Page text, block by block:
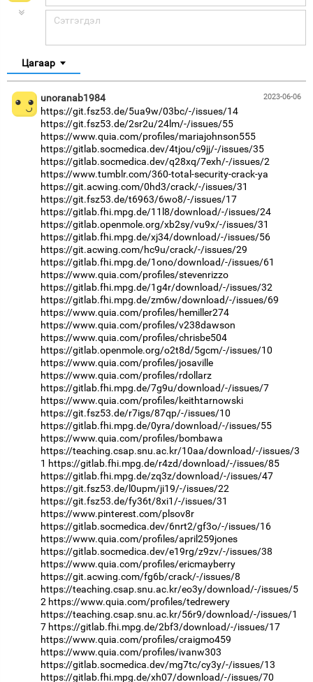
Цагаар
2023-06-06
unoranab1984
https://git.fsz53.de/5ua9w/03bc/-/issues/14
https://git.fsz53.de/2sr2u/24lm/-/issues/55
https://www.quia.com/profiles/mariajohnson555
https://gitlab.socmedica.dev/4tjou/c9jj/-/issues/35
https://gitlab.socmedica.dev/q28xq/7exh/-/issues/2
https://www.tumblr.com/360-total-security-crack-ya
https://git.acwing.com/0hd3/crack/-/issues/31
https://git.fsz53.de/t6963/6wo8/-/issues/17
https://gitlab.fhi.mpg.de/11l8/download/-/issues/24
https://gitlab.openmole.org/xb2sy/vu9x/-/issues/31
https://gitlab.fhi.mpg.de/xj34/download/-/issues/56
https://git.acwing.com/hc9u/crack/-/issues/29
https://gitlab.fhi.mpg.de/1ono/download/-/issues/61
https://www.quia.com/profiles/stevenrizzo
https://gitlab.fhi.mpg.de/1g4r/download/-/issues/32
https://gitlab.fhi.mpg.de/zm6w/download/-/issues/69
https://www.quia.com/profiles/hemiller274
https://www.quia.com/profiles/v238dawson
https://www.quia.com/profiles/chrisbe504
https://gitlab.openmole.org/o2t8d/5gcm/-/issues/10
https://www.quia.com/profiles/josaville
https://www.quia.com/profiles/rdollarz
https://gitlab.fhi.mpg.de/7g9u/download/-/issues/7
https://www.quia.com/profiles/keithtarnowski
https://git.fsz53.de/r7igs/87qp/-/issues/10
https://gitlab.fhi.mpg.de/0yra/download/-/issues/55
https://www.quia.com/profiles/bombawa
https://teaching.csap.snu.ac.kr/10aa/download/-/issues/3
1 https://gitlab.fhi.mpg.de/r4zd/download/-/issues/85
https://gitlab.fhi.mpg.de/zq3z/download/-/issues/47
https://git.fsz53.de/l0upm/ji19/-/issues/22
https://git.fsz53.de/fy36t/8xi1/-/issues/31
https://www.pinterest.com/plsov8r
https://gitlab.socmedica.dev/6nrt2/gf3o/-/issues/16
https://www.quia.com/profiles/april259jones
https://gitlab.socmedica.dev/e19rg/z9zv/-/issues/38
https://www.quia.com/profiles/ericmayberry
https://git.acwing.com/fg6b/crack/-/issues/8
https://teaching.csap.snu.ac.kr/eo3y/download/-/issues/5
2 https://www.quia.com/profiles/tedrewery
https://teaching.csap.snu.ac.kr/56r9/download/-/issues/1
7 https://gitlab.fhi.mpg.de/2bf3/download/-/issues/17
https://www.quia.com/profiles/craigmo459
https://www.quia.com/profiles/ivanw303
https://gitlab.socmedica.dev/mg7tc/cy3y/-/issues/13
https://gitlab.fhi.mpg.de/xh07/download/-/issues/70